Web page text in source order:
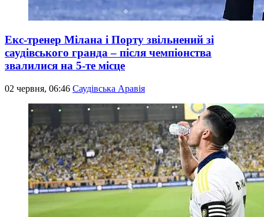
Екс-тренер Мілана і Порту звільнений зі
саудівського гранда – після чемпіонства
звалилися на 5-те місце
02 червня, 06:46 Саудівська Аравія